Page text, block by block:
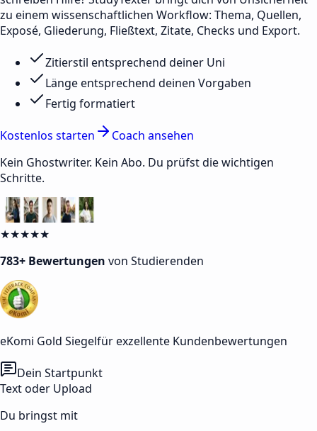
zu einem wissenschaftlichen Workflow: Thema, Quellen,
Exposé, Gliederung, Fließtext, Zitate, Checks und Export.
Zitierstil entsprechend deiner Uni
Länge entsprechend deinen Vorgaben
Fertig formatiert
Kostenlos starten
Coach ansehen
Kein Ghostwriter. Kein Abo. Du prüfst die wichtigen
Schritte.
★★★★★
783+ Bewertungen von Studierenden
eKomi Gold Siegelfür exzellente Kundenbewertungen
Dein Startpunkt
Text oder Upload
Du bringst mit